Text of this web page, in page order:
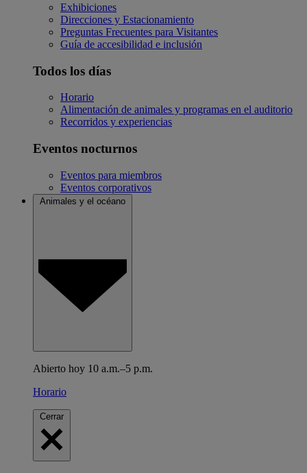
Exhibiciones
Direcciones y Estacionamiento
Preguntas Frecuentes para Visitantes
Guía de accesibilidad e inclusión
Todos los días
Horario
Alimentación de animales y programas en el auditorio
Recorridos y experiencias
Eventos nocturnos
Eventos para miembros
Eventos corporativos
Animales y el océano
Abierto hoy 10 a.m.–5 p.m.
Horario
Cerrar